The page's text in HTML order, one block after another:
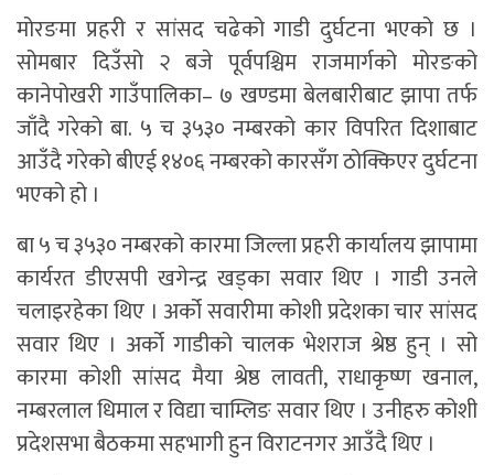
मोरङमा प्रहरी र सांसद चढेको गाडी दुर्घटना भएको छ ।
सोमबार दिउँसो २ बजे पूर्वपश्चिम राजमार्गको मोरङको
कानेपोखरी गाउँपालिका– ७ खण्डमा बेलबारीबाट झापा तर्फ
जाँदै गरेको बा. ५ च ३५३० नम्बरको कार विपरित दिशाबाट
आउँदै गरेको बीएई १४०६ नम्बरको कारसँग ठोक्किएर दुर्घटना
भएको हो ।
बा ५ च ३५३० नम्बरको कारमा जिल्ला प्रहरी कार्यालय झापामा
कार्यरत डीएसपी खगेन्द्र खड्का सवार थिए । गाडी उनले
चलाइरहेका थिए । अर्को सवारीमा कोशी प्रदेशका चार सांसद
सवार थिए । अर्को गाडीको चालक भेशराज श्रेष्ठ हुन् । सो
कारमा कोशी सांसद मैया श्रेष्ठ लावती, राधाकृष्ण खनाल,
नम्बरलाल धिमाल र विद्या चाम्लिङ सवार थिए । उनीहरु कोशी
प्रदेशसभा बैठकमा सहभागी हुन विराटनगर आउँदै थिए ।